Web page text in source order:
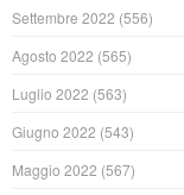
Settembre 2022 (556)
Agosto 2022 (565)
Luglio 2022 (563)
Giugno 2022 (543)
Maggio 2022 (567)